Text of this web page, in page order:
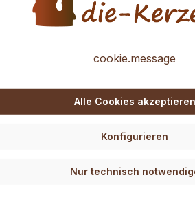
verarbeiten und daher auch für
aufbringen. Etwas Wärme ist
und dann kneten oder modellieren
Stäbchen (Holz z.B.) nehmen und
ein einfaches Küchenmesser.Die
cookie.message
Nur technisch
Konfigurieren
Alle Cookies akzeptieren